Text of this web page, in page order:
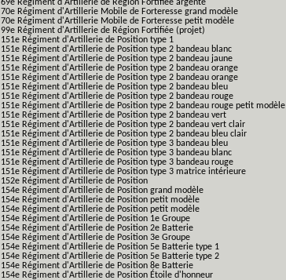
69e Régiment d'Artillerie de Région Fortifiée argenté
70e Régiment d'Artillerie Mobile de Forteresse grand modèle
70e Régiment d'Artillerie Mobile de Forteresse petit modèle
99e Régiment d'Artillerie de Région Fortifiée (projet)
151e Régiment d'Artillerie de Position type 1
151e Régiment d'Artillerie de Position type 2 bandeau blanc
151e Régiment d'Artillerie de Position type 2 bandeau jaune
151e Régiment d'Artillerie de Position type 2 bandeau orange
151e Régiment d'Artillerie de Position type 2 bandeau orange
151e Régiment d'Artillerie de Position type 2 bandeau bleu
151e Régiment d'Artillerie de Position type 2 bandeau rouge
151e Régiment d'Artillerie de Position type 2 bandeau rouge petit modèle
151e Régiment d'Artillerie de Position type 2 bandeau vert
151e Régiment d'Artillerie de Position type 2 bandeau vert clair
151e Régiment d'Artillerie de Position type 2 bandeau bleu clair
151e Régiment d'Artillerie de Position type 3 bandeau bleu
151e Régiment d'Artillerie de Position type 3 bandeau blanc
151e Régiment d'Artillerie de Position type 3 bandeau rouge
151e Régiment d'Artillerie de Position type 3 matrice intérieure
152e Régiment d'Artillerie de Position
154e Régiment d'Artillerie de Position grand modèle
154e Régiment d'Artillerie de Position petit modèle
154e Régiment d'Artillerie de Position petit modèle
154e Régiment d'Artillerie de Position 1e Groupe
154e Régiment d'Artillerie de Position 2e Batterie
154e Régiment d'Artillerie de Position 3e Groupe
154e Régiment d'Artillerie de Position 5e Batterie type 1
154e Régiment d'Artillerie de Position 5e Batterie type 2
154e Régiment d'Artillerie de Position 8e Batterie
154e Régiment d'Artillerie de Position Étoile d'honneur